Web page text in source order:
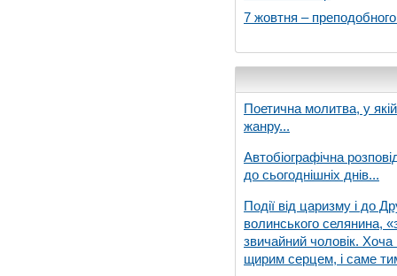
7 жовтня –
Поетична молитва, у
жанру...
Автобіографічна
до сьогоднішніх днів...
Події від царизму і до
волинського селянина,
звичайний чоловік. Хоча
щирим серцем, і саме